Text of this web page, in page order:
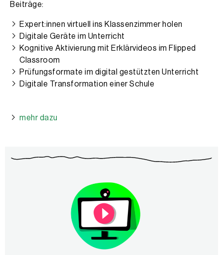
Beiträge:
Expert:innen virtuell ins Klassenzimmer holen
Digitale Geräte im Unterricht
Kognitive Aktivierung mit Erklärvideos im Flipped
Classroom
Prüfungsformate im digital gestützten Unterricht
Digitale Transformation einer Schule
mehr dazu